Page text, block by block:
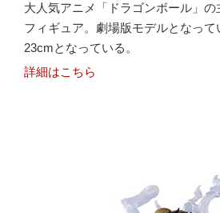
大人気アニメ「ドラゴンボール」
フィギュア。劇場版モデルとなっ
23cmとなっている。
詳細はこちら